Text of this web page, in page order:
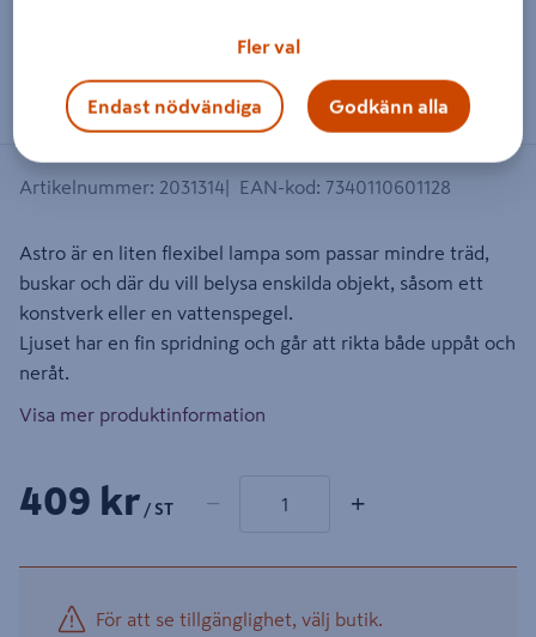
Artikelnummer: 2031314 EAN-kod: 7340110601128
Astro är en liten flexibel lampa som passar mindre träd,
buskar och där du vill belysa enskilda objekt, såsom ett
konstverk eller en vattenspegel.
Ljuset har en fin spridning och går att rikta både uppåt och
neråt.
Visa mer produktinformation
409 kr / ST − +
För att se tillgänglighet, välj butik.
Fler val
Endast nödvändiga Godkänn alla